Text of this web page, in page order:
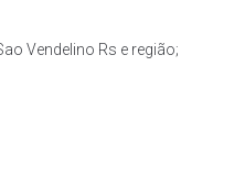
Vendelino Rs e região;